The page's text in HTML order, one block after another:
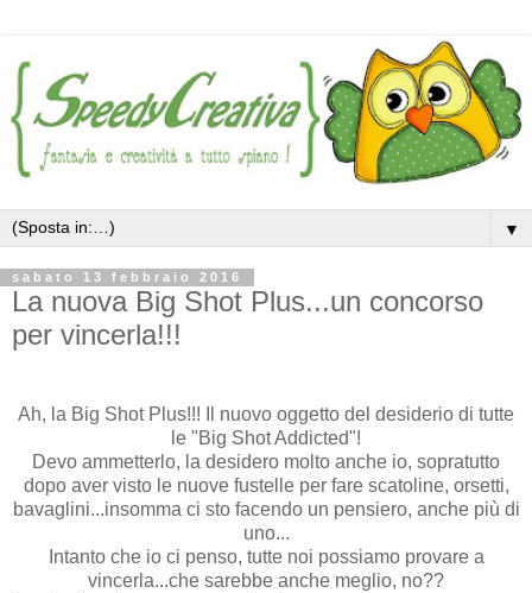
▼
sabato 13 febbraio 2016
La nuova Big Shot Plus...un concorso
per vincerla!!!
Ah, la Big Shot Plus!!! Il nuovo oggetto del desiderio di tutte
le "Big Shot Addicted"!
Devo ammetterlo, la desidero molto anche io, sopratutto
dopo aver visto le nuove fustelle per fare scatoline, orsetti,
bavaglini...insomma ci sto facendo un pensiero, anche più di
uno...
Intanto che io ci penso, tutte noi possiamo provare a
vincerla...che sarebbe anche meglio, no??